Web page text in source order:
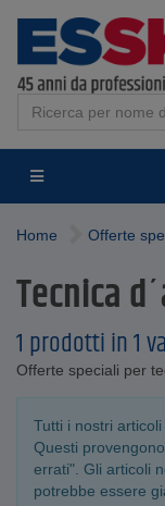
Home Offerte
Tecnica
1 prodotti in 1
Offerte speciali per
Tutti i nostri
Questi
errati". Gli articoli
potrebbe essere